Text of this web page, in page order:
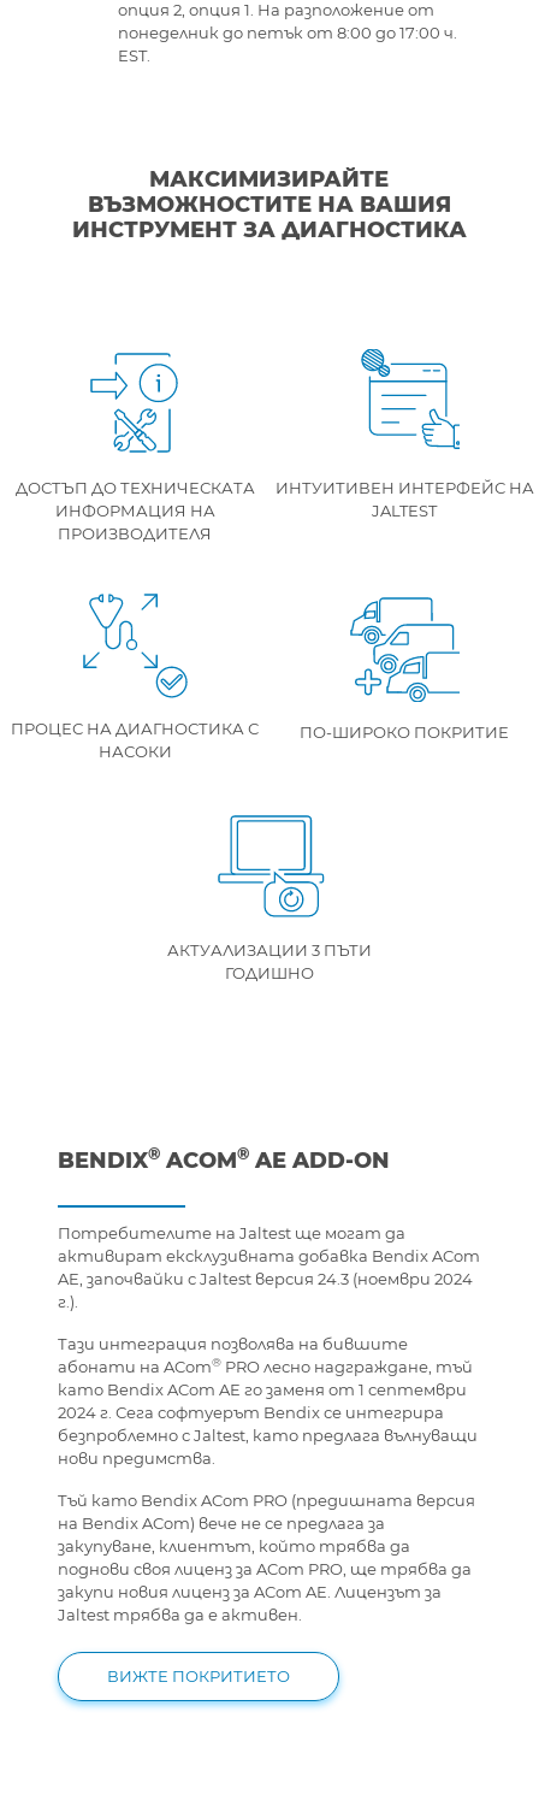
опция 2, опция 1. На разположение от
понеделник до петък от 8:00 до 17:00 ч.
EST.
МАКСИМИЗИРАЙТЕ
ВЪЗМОЖНОСТИТЕ НА ВАШИЯ
ИНСТРУМЕНТ ЗА ДИАГНОСТИКА
ДОСТЪП ДО ТЕХНИЧЕСКАТА
ИНФОРМАЦИЯ НА
ПРОИЗВОДИТЕЛЯ
ИНТУИТИВЕН ИНТЕРФЕЙС НА
JALTEST
ПРОЦЕС НА ДИАГНОСТИКА С
НАСОКИ
ПО-ШИРОКО ПОКРИТИЕ
АКТУАЛИЗАЦИИ 3 ПЪТИ
ГОДИШНО
BENDIX® ACOM® AE ADD-ON
Потребителите на Jaltest ще могат да
активират ексклузивната добавка Bendix ACom
AE, започвайки с Jaltest версия 24.3 (ноември 2024
г.).
Тази интеграция позволява на бившите
абонати на ACom® PRO лесно надграждане, тъй
като Bendix ACom AE го заменя от 1 септември
2024 г. Сега софтуерът Bendix се интегрира
безпроблемно с Jaltest, като предлага вълнуващи
нови предимства.
Тъй като Bendix ACom PRO (предишната версия
на Bendix ACom) вече не се предлага за
закупуване, клиентът, който трябва да
поднови своя лиценз за ACom PRO, ще трябва да
закупи новия лиценз за ACom AE. Лицензът за
Jaltest трябва да е активен.
ВИЖТЕ ПОКРИТИЕТО